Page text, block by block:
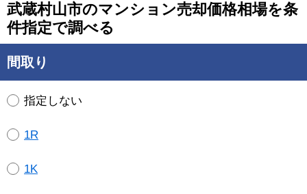
武蔵村山市のマンション売却価格相場を条
件指定で調べる
間取り
指定しない
1R
1K